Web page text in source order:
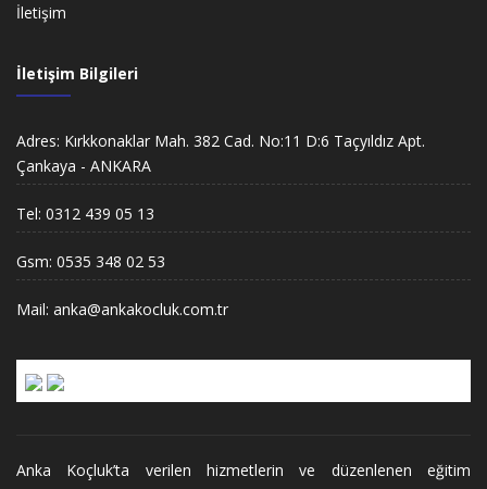
İletişim
İletişim Bilgileri
Adres: Kırkkonaklar Mah. 382 Cad. No:11 D:6 Taçyıldız Apt.
Çankaya - ANKARA
Tel: 0312 439 05 13
Gsm: 0535 348 02 53
Mail: anka@ankakocluk.com.tr
Anka Koçluk’ta verilen hizmetlerin ve düzenlenen eğitim